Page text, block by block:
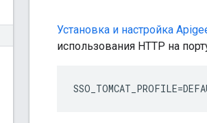
Установка и настройка
использования HTTP на